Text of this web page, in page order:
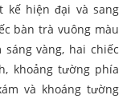
kế hiện đại và sang
bàn trà vuông màu
vàng, hai chiếc
khoảng tường phía
và khoáng tường